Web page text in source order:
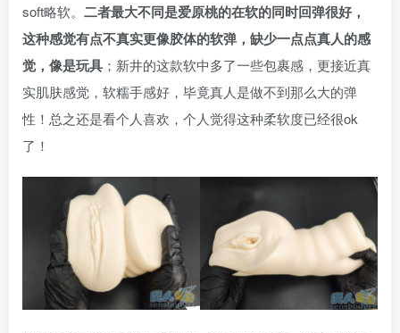
soft略软。 二者最大不同是爱原桃的在软的同时回弹很好，
这种感觉有点不真实更像胶体的软弹，缺少一点点真人的感
觉，像是玩具 ；新井的这款软中多了一些包裹感，更接近真
实肌肤感觉，软糯手感好，毕竟真人是做不到那么大的弹
性！总之还是看个人喜欢，个人觉得这种柔软度已经很ok
了！